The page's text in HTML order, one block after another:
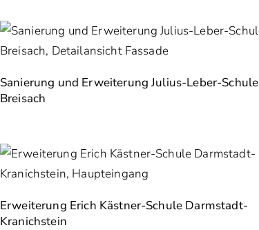
Sanierung und Erweiterung Julius-Leber-Schule
Breisach
Erweiterung Erich Kästner-Schule Darmstadt-
Kranichstein